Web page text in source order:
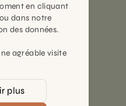
en cliquant
ou dans notre
des données.
agréable visite
plus